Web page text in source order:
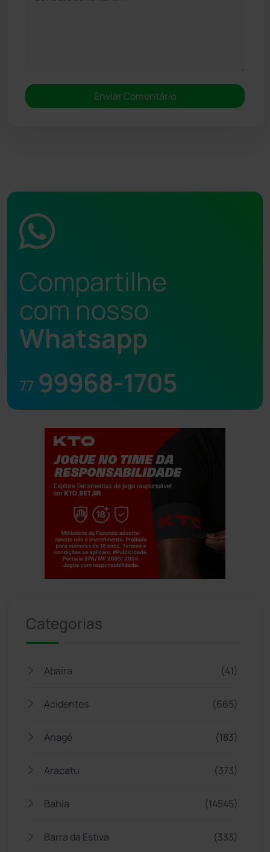
Compartilhe
com nosso
Whatsapp
77 99968-1705
Categorias
Abaíra (41)
Acidentes (665)
Anagé (183)
Aracatu (373)
Bahia (14545)
Barra da Estiva (333)